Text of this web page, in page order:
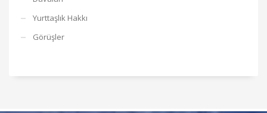
Yurttaşlık Hakkı
Görüşler